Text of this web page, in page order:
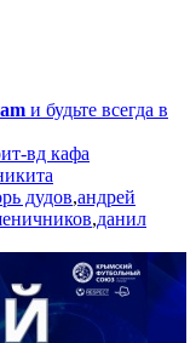
и будьте всегда в
вд кафа
дудов,андрей
,данил